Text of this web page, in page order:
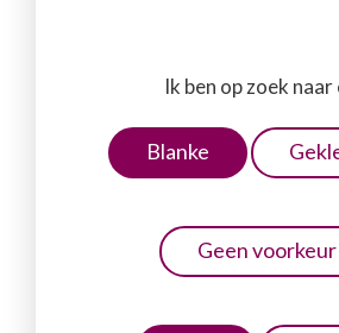
Ik ben op zoek naar
Blanke
Geen voorkeur